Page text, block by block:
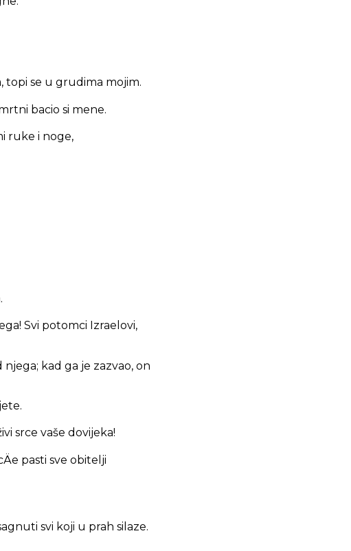
topi se u grudima mojim.
bacio si mene.
ruke i noge,
Svi potomci Izraelovi,
kad ga je zazvao, on
srce vaše dovijeka!
pasti sve obitelji
svi koji u prah silaze.